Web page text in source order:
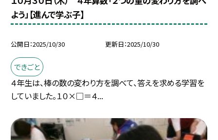
よう」【進んで学ぶ子】
公開日 2025/10/30 更新日 2025/10/30
できごと
４年生は、棒の数の変わり方を調べて、答えを求める学習を
していました。１０×□＝４...